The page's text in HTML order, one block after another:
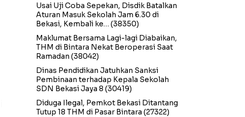
Usai Uji Coba Sepekan, Disdik Batalkan
Aturan Masuk Sekolah Jam 6.30 di
Bekasi, Kembali ke… (38350)
Maklumat Bersama Lagi-lagi Diabaikan,
THM di Bintara Nekat Beroperasi Saat
Ramadan (38042)
Dinas Pendidikan Jatuhkan Sanksi
Pembinaan terhadap Kepala Sekolah
SDN Bekasi Jaya 8 (30419)
Diduga Ilegal, Pemkot Bekasi Ditantang
Tutup 18 THM di Pasar Bintara (27322)